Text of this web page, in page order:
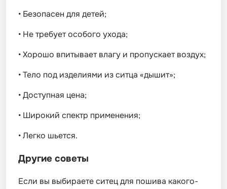
• Безопасен для детей;
• Не требует особого ухода;
•Хорошо впитывает влагу и пропускает воздух;
•Тело под изделиями из ситца «дышит»;
•Доступная цена;
• Широкий спектр применения;
•Легко шьется.
Другие советы
Если вы выбираете ситец для пошива какого-